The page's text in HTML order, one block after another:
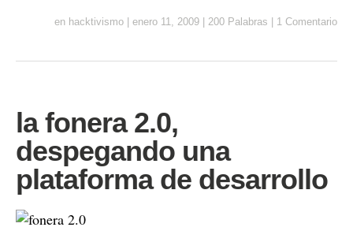
en hacktivismo enero 11, 2009 200 Palabras 1 Comentario
la fonera 2.0,
despegando una
plataforma de desarrollo